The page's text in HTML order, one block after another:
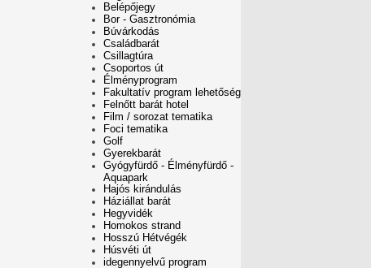
Belépőjegy
Bor - Gasztronómia
Búvárkodás
Családbarát
Csillagtúra
Csoportos út
Élményprogram
Fakultatív program lehetőség
Felnőtt barát hotel
Film / sorozat tematika
Foci tematika
Golf
Gyerekbarát
Gyógyfürdő - Élményfürdő -
Aquapark
Hajós kirándulás
Háziállat barát
Hegyvidék
Homokos strand
Hosszú Hétvégék
Húsvéti út
idegennyelvű program